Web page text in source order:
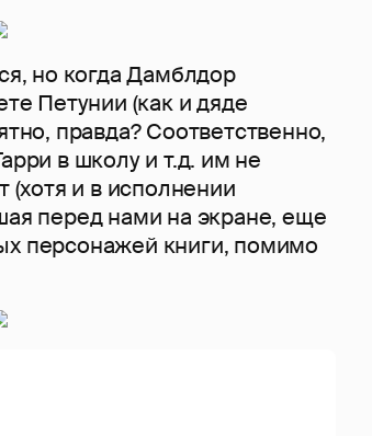
но когда Дамблдор
Петунии (как и дяде
правда? Соответственно,
в школу и т.д. им не
(хотя и в исполнении
перед нами на экране, еще
персонажей книги, помимо